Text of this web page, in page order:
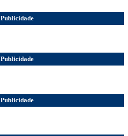
Publicidade
Publicidade
Publicidade